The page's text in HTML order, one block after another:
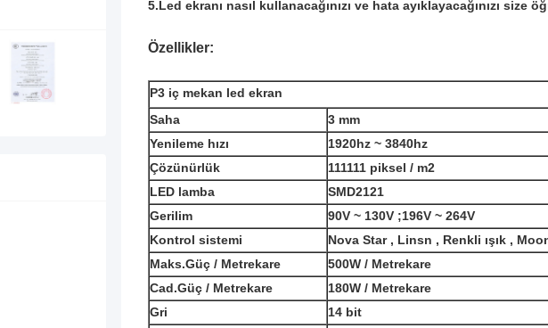
5.Led ekranı nasıl kullanacağınızı ve hata ayıklayacağınızı
Özellikler:
P3 iç mekan led ekran
Saha
3 mm
Yenileme hızı
1920hz ~ 3840hz
Çözünürlük
111111 piksel / m2
LED lamba
SMD2121
Gerilim
90V ~ 130V ;196V ~ 264V
Kontrol sistemi
Nova Star , Linsn , Renkli ışık ,
Maks.Güç / Metrekare
500W / Metrekare
Cad.Güç / Metrekare
180W / Metrekare
Gri
14 bit